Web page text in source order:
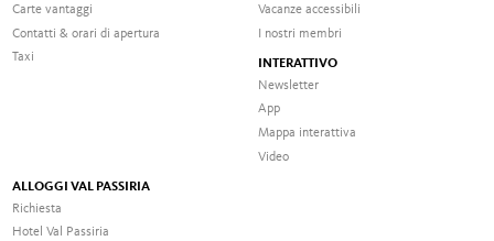
Carte vantaggi
Contatti & orari di apertura
Taxi
Vacanze accessibili
I nostri membri
INTERATTIVO
Newsletter
App
Mappa interattiva
Video
ALLOGGI VAL PASSIRIA
Richiesta
Hotel Val Passiria